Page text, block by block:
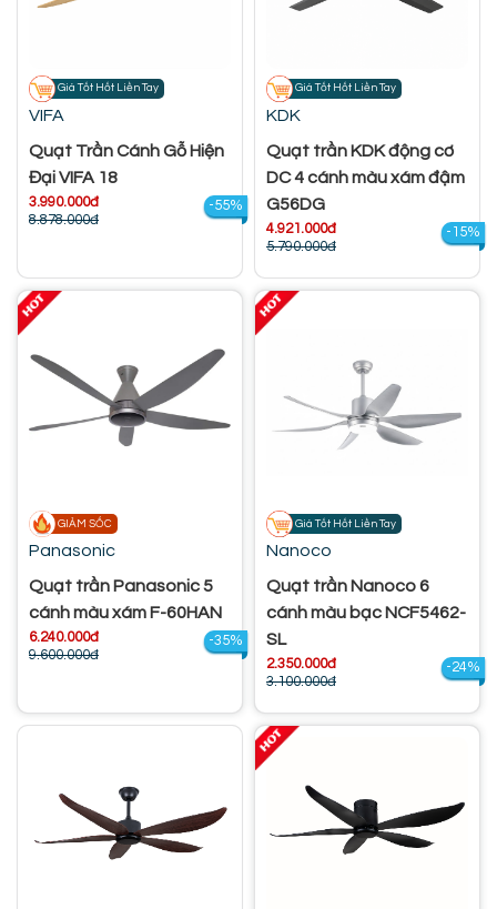
Giá Tốt Hốt Liền Tay
VIFA
Quạt Trần Cánh Gỗ Hiện
Đại VIFA 18
3.990.000đ
8.878.000đ
-55%
Giá Tốt Hốt Liền Tay
KDK
Quạt trần KDK động cơ
DC 4 cánh màu xám đậm
G56DG
4.921.000đ
5.790.000đ
-15%
GIẢM SỐC
Panasonic
Quạt trần Panasonic 5
cánh màu xám F-60HAN
6.240.000đ
9.600.000đ
-35%
Giá Tốt Hốt Liền Tay
Nanoco
Quạt trần Nanoco 6
cánh màu bạc NCF5462-
SL
2.350.000đ
3.100.000đ
-24%